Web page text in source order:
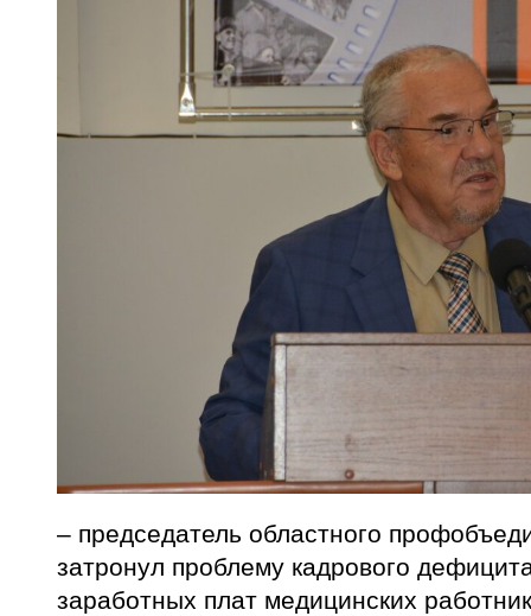
– председатель областного
затронул проблему кадрового
заработных плат медицинских